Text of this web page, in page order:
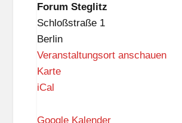
t
z
Steglitz
Forum Steglitz
Schloßstraße 1
Berlin
Veranstaltungsort anschauen
KarteF
u
iCal
Google Kalender